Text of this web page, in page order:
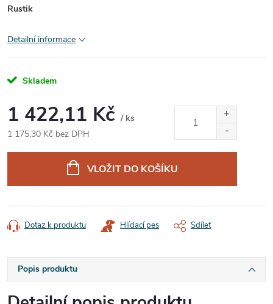
Rustik
Detailní informace
Skladem
1 422,11 Kč / ks
1 175,30 Kč bez DPH
VLOŽIT DO KOŠÍKU
Dotaz k produktu Hlídací pes Sdílet
Popis produktu